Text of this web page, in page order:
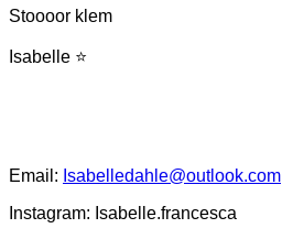
Stoooor klem
Isabelle ⭐
Email: Isabelledahle@outlook.com
Instagram: Isabelle.francesca